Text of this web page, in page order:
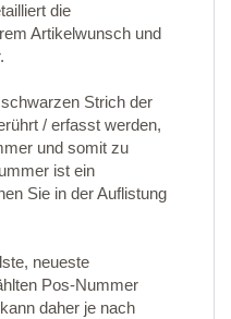
die
Artikelwunsch und
Strich der
/ erfasst werden,
und somit zu
ist ein
Sie in der Auflistung
neueste
Pos-Nummer
daher je nach